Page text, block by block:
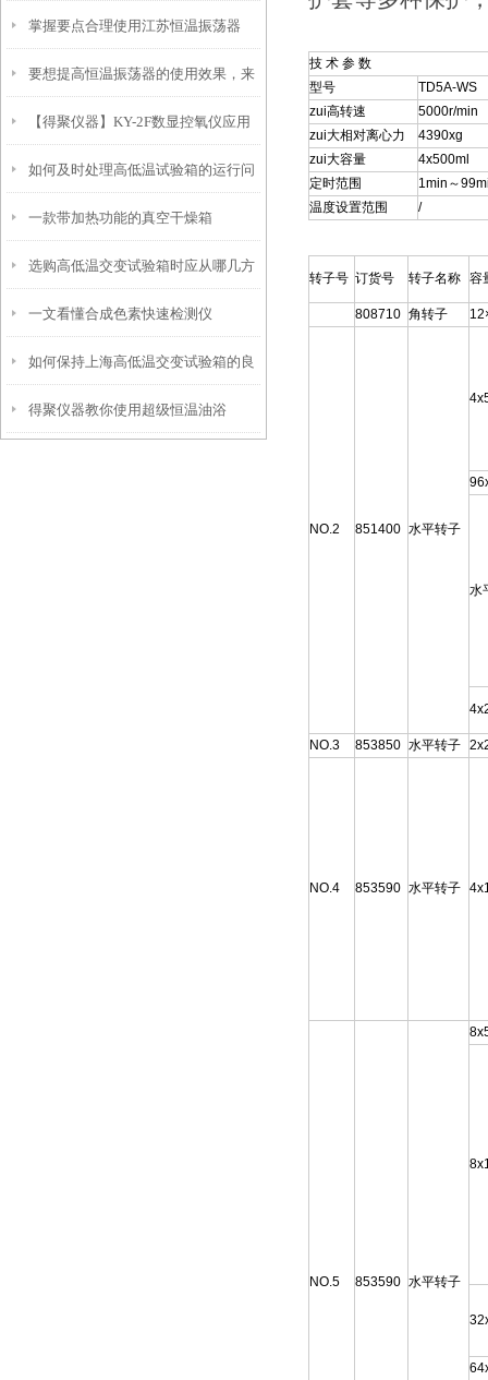
吗？
掌握要点合理使用江苏恒温振荡器
要想提高恒温振荡器的使用效果，来
看看这些！
【得聚仪器】KY-2F数显控氧仪应用
如何及时处理高低温试验箱的运行问
题？
一款带加热功能的真空干燥箱
选购高低温交变试验箱时应从哪几方
面考虑？
一文看懂合成色素快速检测仪
如何保持上海高低温交变试验箱的良
好工作状态？
得聚仪器教你使用超级恒温油浴
技 术 参 数
型号
TD5A-WS
zui高转速
5000r/min
zui大相对离心力
4390xg
zui大容量
4x500ml
定时范围
1min～
温度设置范围
/
转子号 订货号 转子名称 容
808710 角转子
NO.2 851400 水平转子
水
NO.3 853850 水平转子
NO.4 853590 水平转子
NO.5 853590 水平转子